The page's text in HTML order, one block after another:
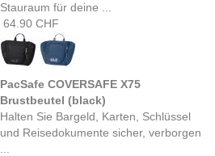
Stauraum für deine ...
64.90 CHF
PacSafe COVERSAFE X75
Brustbeutel (black)
Halten Sie Bargeld, Karten, Schlüssel
und Reisedokumente sicher, verborgen